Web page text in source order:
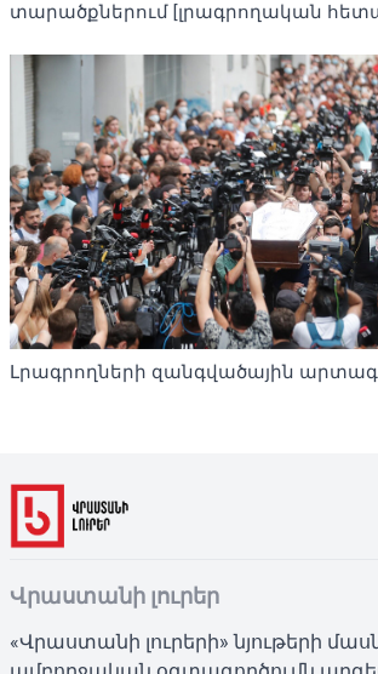
տարածքներում [լրագրողական
Լրագրողների զանգվածային
Վրաստանի լուրեր
«Վրաստանի լուրերի» նյութերի